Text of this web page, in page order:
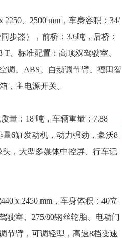
2250、2500 mm，车身容积：34/
步器），前桥：3.6吨，后桥：
T、标准配置：高顶双驾驶室、
调、ABS、自动调节臂、福田智
，主电源开关。
量：18 吨，车辆重量：7.88
6缸发动机，动力强劲，豪沃8
头，大型多媒体中控屏、行车记
x 2450 mm，车身体积：40立
驶室、275/80钢丝轮胎、电动门
节臂，可调轻型，高速8档变速